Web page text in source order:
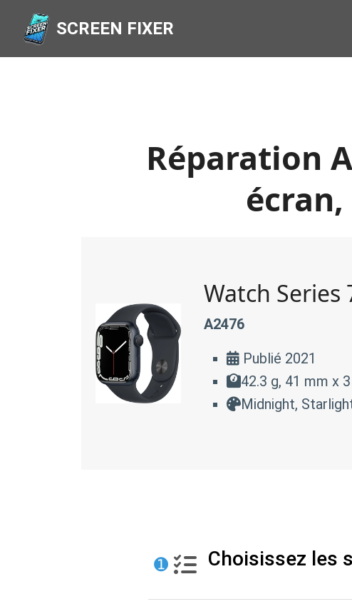
SCREEN FIXER
Réparation
Watch Series
A2476
Publié 2021
42.3 g, 41 mm x
Midnight,
➊ Choisissez les